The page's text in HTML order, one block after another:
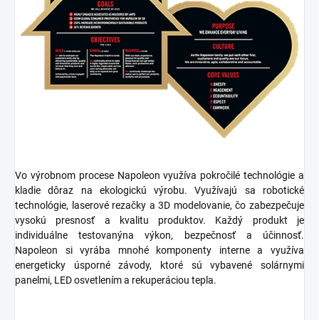
Vo výrobnom procese Napoleon využíva pokročilé technológie a
kladie dôraz na ekologickú výrobu. Využívajú sa robotické
technológie, laserové rezačky a3D modelovanie, čo zabezpečuje
vysokú presnosť a kvalitu produktov. Každý produkt je
individuálne testovanýna výkon, bezpečnosť a účinnosť.
Napoleon si vyrába mnohé komponenty interne a využíva
energeticky úsporné závody, ktoré sú vybavenésolárnymi
panelmi, LED osvetleníma rekuperáciou tepla.